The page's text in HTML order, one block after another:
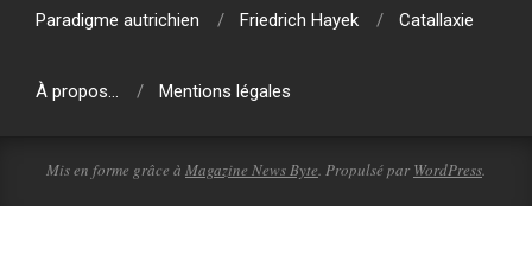
Paradigme autrichien
Friedrich Hayek Catallaxie
À propos… Mentions légales
Mis en forme grâce à Magazine News Byte . Propulsé par WordPress